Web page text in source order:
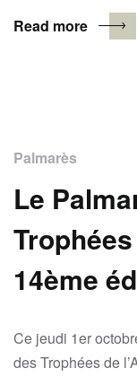
Read more
Palmarès
Le
14ème
Ce jeudi 1er
des Trophées de